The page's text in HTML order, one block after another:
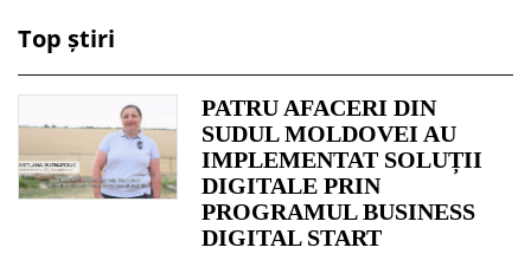
Top știri
PATRU AFACERI DIN
SUDUL MOLDOVEI AU
IMPLEMENTAT SOLUȚII
DIGITALE PRIN
PROGRAMUL BUSINESS
DIGITAL START